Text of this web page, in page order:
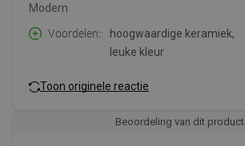
Modern
Voordelen:
hoogwaardige keramiek,
leuke kleur
Toon originele reactie
Beoordeling van dit product